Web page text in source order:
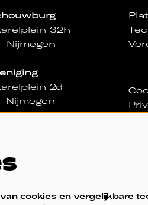
32h
Nijmegen
2d
Nijmegen
van wo t/m za 11:00
00
cookies en vergelijkbare